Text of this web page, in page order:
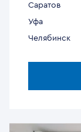
Саратов
Уфа
Челябинск